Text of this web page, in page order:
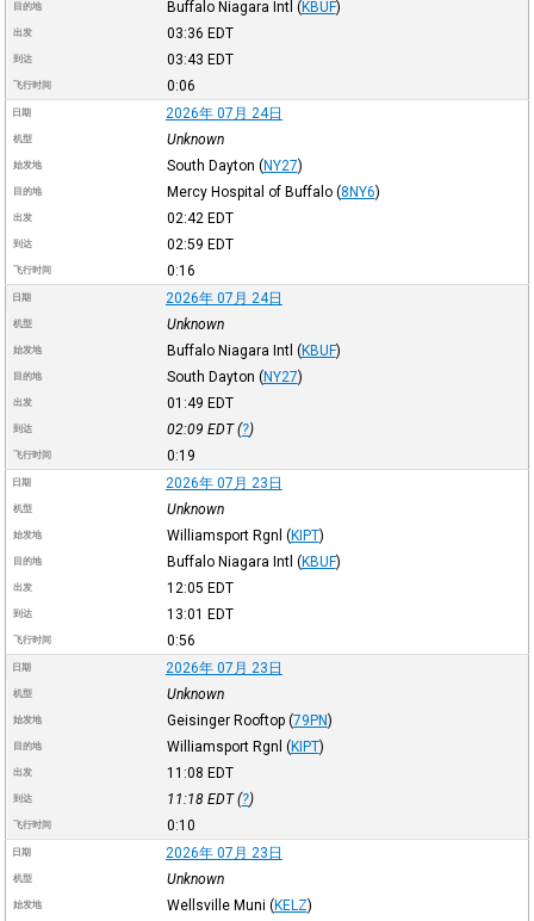
目的地 Buffalo Niagara Intl (KBUF)
出发 03:36 EDT
到达 03:43 EDT
飞行时间 0:06
日期 2026年 07月 24日
机型 Unknown
始发地 South Dayton (NY27)
目的地 Mercy Hospital of Buffalo (8NY6)
出发 02:42 EDT
到达 02:59 EDT
飞行时间 0:16
日期 2026年 07月 24日
机型 Unknown
始发地 Buffalo Niagara Intl (KBUF)
目的地 South Dayton (NY27)
出发 01:49 EDT
到达 02:09 EDT(?)
飞行时间 0:19
日期 2026年 07月 23日
机型 Unknown
始发地 Williamsport Rgnl (KIPT)
目的地 Buffalo Niagara Intl (KBUF)
出发 12:05 EDT
到达 13:01 EDT
飞行时间 0:56
日期 2026年 07月 23日
机型 Unknown
始发地 Geisinger Rooftop (79PN)
目的地 Williamsport Rgnl (KIPT)
出发 11:08 EDT
到达 11:18 EDT(?)
飞行时间 0:10
日期 2026年 07月 23日
机型 Unknown
始发地 Wellsville Muni (KELZ)